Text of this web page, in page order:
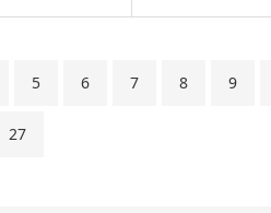
5 6 7 8 9
27